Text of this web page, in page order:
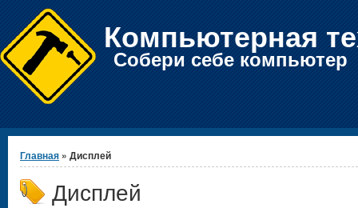
Компьютерная
Собери себе компьютер
Вы здесь
Главная » Дисплей
Дисплей